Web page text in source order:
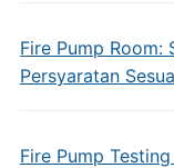
Fire Pump Room:
Persyaratan
Fire Pump